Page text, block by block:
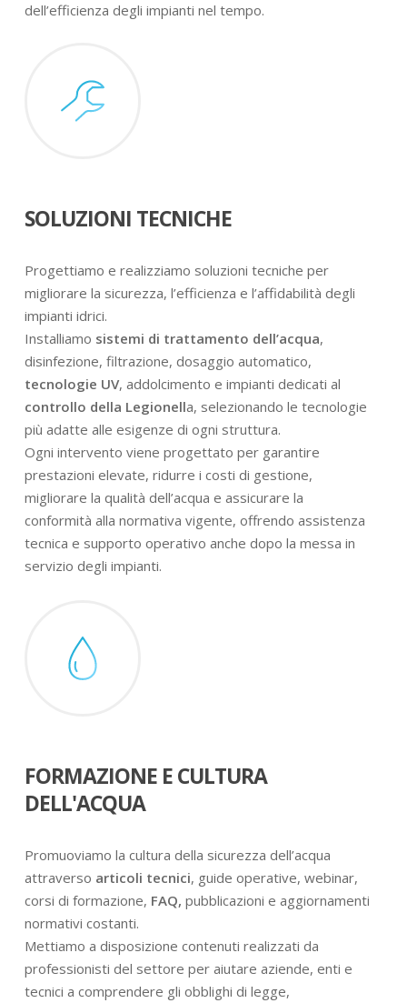
dell’efficienza degli impianti nel tempo.
SOLUZIONI TECNICHE
Progettiamo e realizziamo soluzioni tecniche per
migliorare la sicurezza, l’efficienza e l’affidabilità degli
impianti idrici.
Installiamo sistemi di trattamento dell’acqua,
disinfezione, filtrazione, dosaggio automatico,
tecnologie UV, addolcimento e impianti dedicati al
controllo della Legionella, selezionando le tecnologie
più adatte alle esigenze di ogni struttura.
Ogni intervento viene progettato per garantire
prestazioni elevate, ridurre i costi di gestione,
migliorare la qualità dell’acqua e assicurare la
conformità alla normativa vigente, offrendo assistenza
tecnica e supporto operativo anche dopo la messa in
servizio degli impianti.
FORMAZIONE E CULTURA
DELL'ACQUA
Promuoviamo la cultura della sicurezza dell’acqua
attraverso articoli tecnici, guide operative, webinar,
corsi di formazione, FAQ, pubblicazioni e aggiornamenti
normativi costanti.
Mettiamo a disposizione contenuti realizzati da
professionisti del settore per aiutare aziende, enti e
tecnici a comprendere gli obblighi di legge,